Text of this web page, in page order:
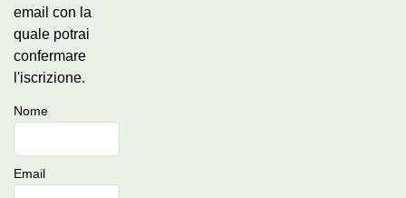
email con la
quale potrai
confermare
l'iscrizione.
Nome
Email